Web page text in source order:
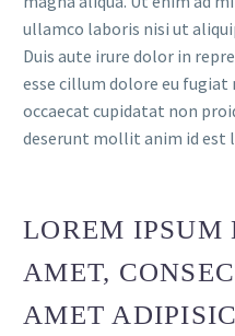
ullamco laboris nisi ut
Duis aute irure dolor in
esse cillum dolore eu
occaecat cupidatat non
deserunt mollit anim id est
LOREM IPSUM
AMET,
AMET